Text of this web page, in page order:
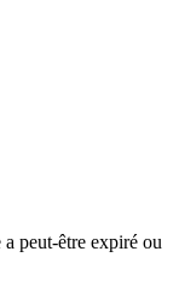
peut-être expiré ou